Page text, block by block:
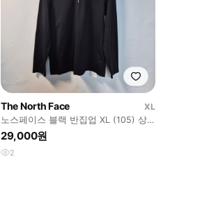
The North Face
XL
노스페이스 블랙 반집업 XL (105) 상
태A급
29,000원
2